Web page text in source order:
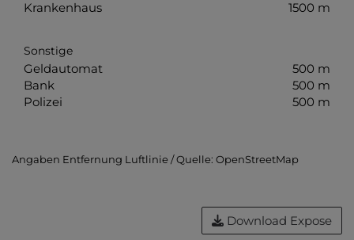
Krankenhaus
1500 m
Sonstige
Geldautomat
500 m
Bank
500 m
Polizei
500 m
Angaben Entfernung Luftlinie / Quelle: OpenStreetMap
Download Expose